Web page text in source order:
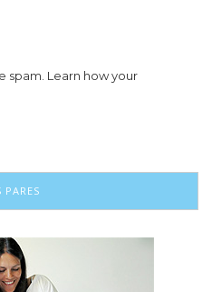
spam. Learn how your
PARES